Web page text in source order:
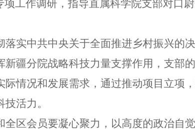
工作调研，指导直属科学院支部对口
落实中共中央关于全面推进乡村振兴的
新疆分院战略科技力量支撑作用，支部
际情况和发展需求，通过推动项目立项
活力。
全区会员要凝心聚力，以高度的政治自